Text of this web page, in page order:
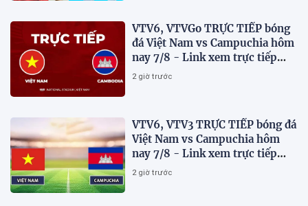
VTV6, VTVGo TRỰC TIẾP bóng
đá Việt Nam vs Campuchia hôm
nay 7/8 - Link xem trực tiếp
AFF Cup 2026 mới nhất
2 giờ trước
VTV6, VTV3 TRỰC TIẾP bóng đá
Việt Nam vs Campuchia hôm
nay 7/8 - Link xem trực tiếp
AFF Cup 2026 mới nhất
2 giờ trước